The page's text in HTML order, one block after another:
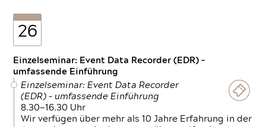
26
Einzelseminar: Event Data Recorder (EDR) –
umfassende Einführung
Einzelseminar: Event Data Recorder
(EDR) – umfassende Einführung
8.30—16.30 Uhr
Wir verfügen über mehr als 10 Jahre Erfahrung in der